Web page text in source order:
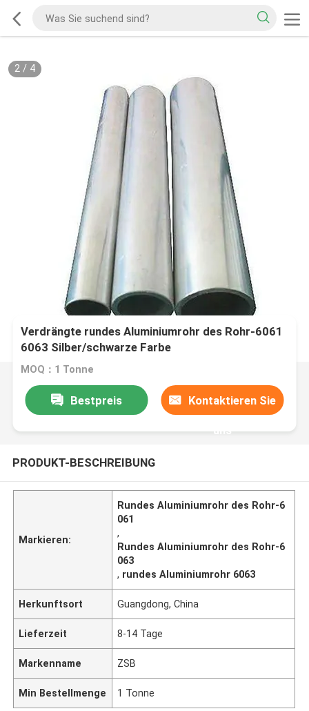
2/ 4
Verdrängte rundes Aluminiumrohr des Rohr-6061
6063 Silber/schwarze Farbe
MOQ：1 Tonne
Bestpreis Kontaktieren Sie
uns
PRODUKT-BESCHREIBUNG
Markieren:
Rundes Aluminiumrohr des Rohr-6
061
,
Rundes Aluminiumrohr des Rohr-6
063
, rundes Aluminiumrohr 6063
Herkunftsort Guangdong, China
Lieferzeit 8-14 Tage
Markenname ZSB
Min Bestellmenge 1 Tonne